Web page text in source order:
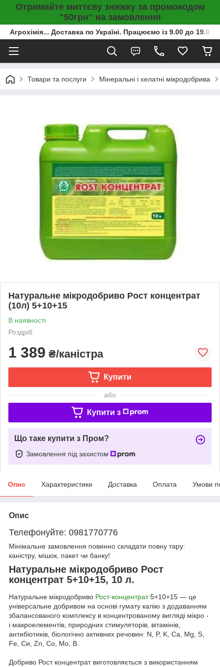
Отримайте миттєву знижку за промокодом
"50грн" на замовлення
Агрохімія... Доставка по Україні. Працюємо із 9.00 до
Товари та послуги Мінеральні і хелатні мікродобрива
Натуральне мікродобриво Рост концентрат
(10л) 5+10+15
В наявності
Роздріб
1 389 ₴/каністра
Купити
або
Купити з
Що таке купити з Пром?
Замовлення під захистом
Опис Характеристики Доставка Оплата Умови
Опис
Телефонуйте: 0981770776
Мінімальне замовлення повинно складати повну тару:
каністру, мішок, пакет чи банку!
Натуральне мікродобриво Рост
концентрат 5+10+15, 10 л.
Натуральне мікродобриво Рост-концентрат5+10+15 — це
універсальне добривом на основі гумату калію з додаванням
збалансованого комплексу в концентрованому вигляді мікро -
і макроелементів, природних стимуляторів, вітамінів,
антибіотиків, біологічно активних речовин: N, P, K, Са, Mg, S,
Fе, Си, Zn, Со, Мо, B.
Добриво Рост концентрат виготовляється з використанням